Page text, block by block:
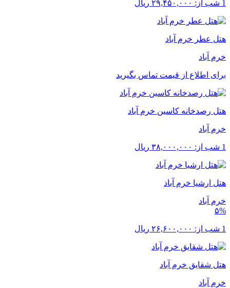
1 شب از: ۲۹,۴۵۰,۰۰۰ ریال
هتل عطر خرم آباد
خرم ‌آباد
برای اطلاع از قیمت تماس بگیرید
هتل رصدخانه کاسین خرم آباد
خرم ‌آباد
1 شب از: ۳۸,۰۰۰,۰۰۰ ریال
هتل ارشیا خرم آباد
خرم ‌آباد
۵%
1 شب از: ۲۶,۶۰۰,۰۰۰ ریال
هتل شقایق خرم آباد
خرم ‌آباد